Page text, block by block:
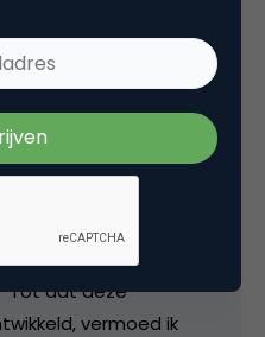
staat het niet
om iDeal-
Er staat om de
dat deze
vermoed ik